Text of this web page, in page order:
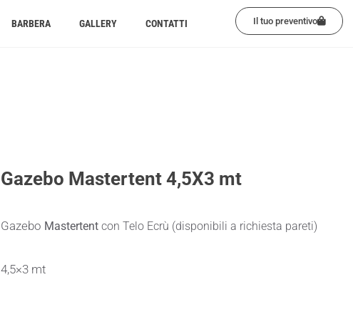
BARBERA GALLERY CONTATTI Il tuo preventivo
Gazebo Mastertent 4,5X3 mt
Gazebo Mastertent con Telo Ecrù (disponibili a richiesta pareti)
4,5×3 mt